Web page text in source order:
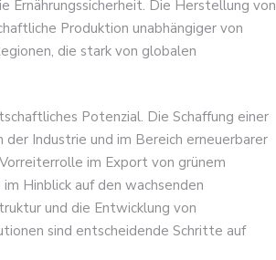
Ernährungssicherheit. Die Herstellung von
Produktion unabhängiger von
die stark von globalen
Potenzial. Die Schaffung einer
Industrie und im Bereich erneuerbarer
im Export von grünem
Hinblick auf den wachsenden
und die Entwicklung von
sind entscheidende Schritte auf